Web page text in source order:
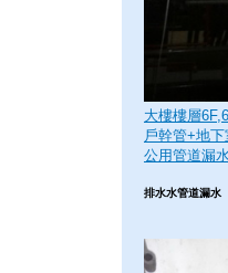
大樓樓層
戶幹管+地
公用管道漏水.
排水水管道漏水